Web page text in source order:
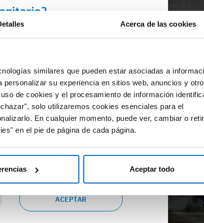
Acerca de las cookies
similares que pueden estar asociadas a
su experiencia en sitios web, anuncios y otro
de cookies y el procesamiento de información
solo utilizaremos cookies esenciales para el
En cualquier momento, puede ver, cambiar o
en el pie de página de cada página.
Aceptar todo
que contiene información dirigida
correcta interpretación.
fuentes de información y
relacionados con las distintas
o pulsa “salir” para ser
de Amgen.
ACEPTAR
El ensayo PERSEIDA confirma la
#CancerColorrectal
#Panitumumab
#NovedadesCientificas
La biopsia